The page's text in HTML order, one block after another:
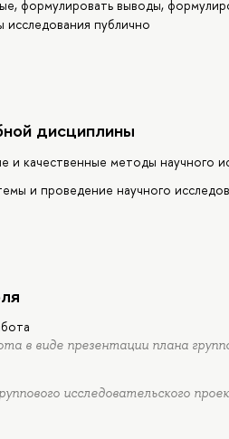
формулировать выводы,
исследования публично
дисциплины
и качественные методы научного
и проведение научного
в виде презентации плана
исследовательского